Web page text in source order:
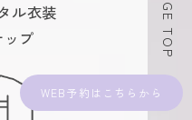
WEB予約
ル衣装
ップ
PAGE TOP